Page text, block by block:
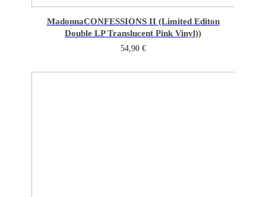
MadonnaCONFESSIONS II (Limited Editon
Double LP Translucent Pink Vinyl))
54,90 €